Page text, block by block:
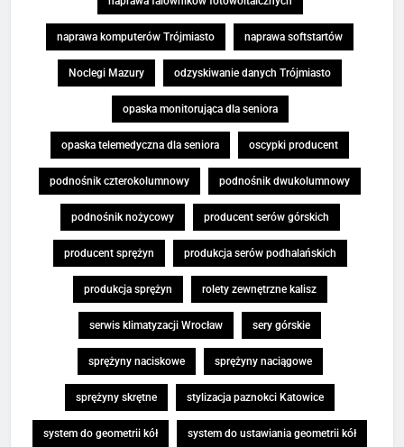
naprawa komputerów Trójmiasto naprawa softstartów
Noclegi Mazury odzyskiwanie danych Trójmiasto
opaska monitorująca dla seniora
opaska telemedyczna dla seniora oscypki producent
podnośnik czterokolumnowy podnośnik dwukolumnowy
podnośnik nożycowy producent serów górskich
producent sprężyn produkcja serów podhalańskich
produkcja sprężyn rolety zewnętrzne kalisz
serwis klimatyzacji Wrocław sery górskie
sprężyny naciskowe sprężyny naciągowe
sprężyny skrętne stylizacja paznokci Katowice
system do geometrii kół system do ustawiania geometrii kół